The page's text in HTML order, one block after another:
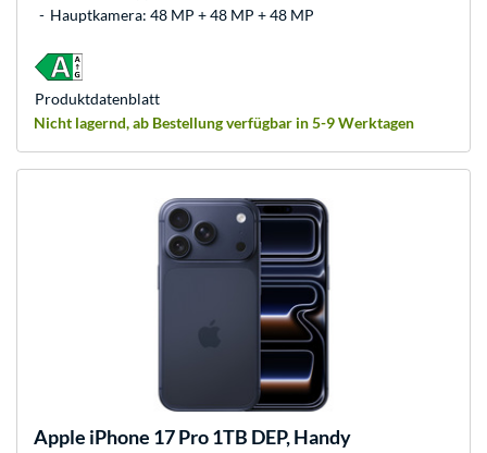
Hauptkamera: 48 MP + 48 MP + 48 MP
Nicht lagernd, ab Bestellung verfügbar in 5-9 Werktagen
Produkt­datenblatt
Apple iPhone 17 Pro 1TB DEP, Handy